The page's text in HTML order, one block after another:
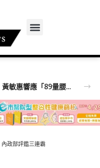
政部評鑑三連霸